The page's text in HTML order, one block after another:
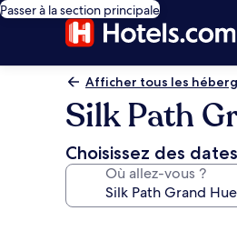
Passer à la section principale
Afficher tous les
Silk Path
Choisissez des
Où allez-vous ?